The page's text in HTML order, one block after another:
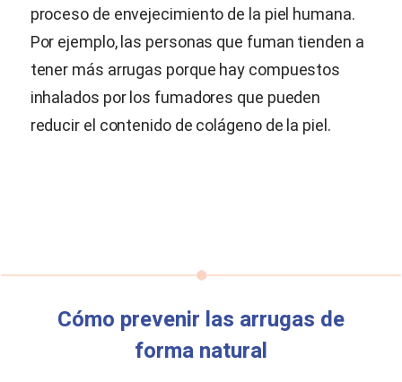
proceso de envejecimiento de la piel humana.
Por ejemplo, las personas que fuman tienden a
tener más arrugas porque hay compuestos
inhalados por los fumadores que pueden
reducir el contenido de colágeno de la piel.
Cómo prevenir las arrugas de
forma natural